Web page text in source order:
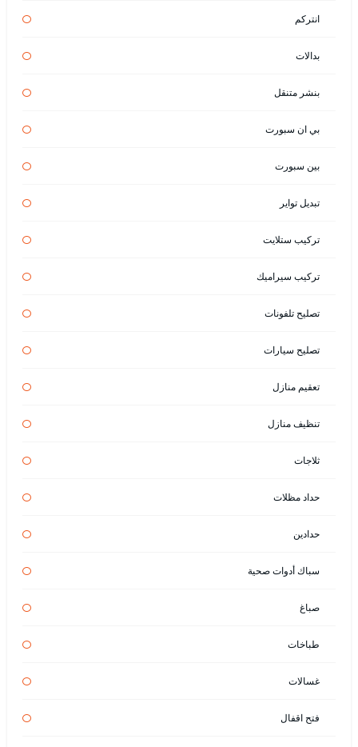
انتركم
بدالات
بنشر متنقل
بي ان سبورت
بين سبورت
تبديل تواير
تركيب ستلايت
تركيب سيراميك
تصليح تلفونات
تصليح سيارات
تعقيم منازل
تنظيف منازل
ثلاجات
حداد مظلات
حدادين
سباك أدوات صحية
صباغ
طباخات
غسالات
فتح اقفال